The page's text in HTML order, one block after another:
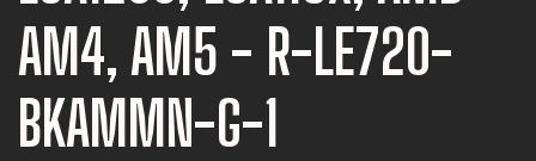
AM4, AM5 - R-LE720-
BKAMMN-G-1